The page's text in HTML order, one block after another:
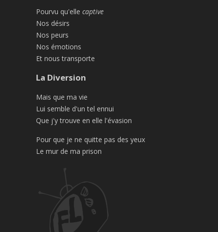
Pourvu qu'elle captive
Nos désirs
Nos peurs
Nos émotions
Et nous transporte
La Diversion
Mais que ma vie
Lui semble d'un tel ennui
Que j'y trouve en elle l'évasion
Pour que je ne quitte pas des yeux
Le mur de ma prison